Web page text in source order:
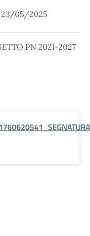
23/05/2025
PN 2021-2027